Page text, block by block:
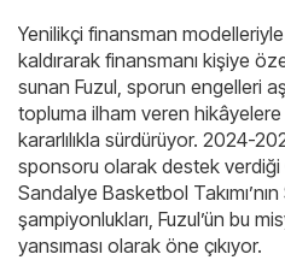
Yenilikçi finansman
kaldırarak finansmanı kişiye
sunan Fuzul, sporun engelleri
topluma ilham veren
kararlılıkla sürdürüyor. 2024-
sponsoru olarak destek verdiği
Sandalye Basketbol
şampiyonlukları, Fuzul’ün bu
yansıması olarak öne çıkıyor.